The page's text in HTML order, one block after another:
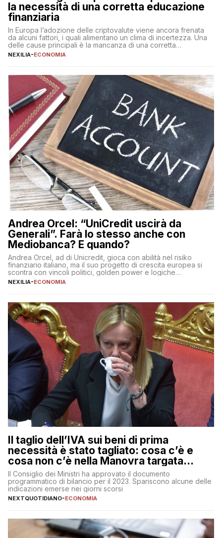
la necessità di una corretta educazione
finanziaria
In Europa l’adozione delle criptovalute viene ancora frenata
da alcuni fattori, i quali alimentano un clima di incertezza. Una
delle cause principali è la mancanza di una corretta
educazione finanziaria, che impedisce ad una larga parte della
sulle criptovalute: […]
NEXILIA-ECONOMIA
Andrea Orcel: “UniCredit uscirà da
Generali”. Farà lo stesso anche con
Mediobanca? E quando?
Andrea Orcel, ad di Unicredit, gioca con abilità nel risiko
finanziario italiano, ma il suo progetto di crescita europea si
scontra con vincoli politici, golden power e logiche
protezionistiche. Orcel e la mossa su Generali Andrea Orcel,
NEXILIA-ECONOMIA
Il taglio dell’IVA sui beni di prima
necessità è stato tagliato: cosa c’è e
cosa non c’è nella Manovra targata
Meloni
Il Consiglio dei Ministri ha approvato il documento
programmatico di bilancio per il 2023. Spariscono alcune delle
indicazioni emerse nei giorni scorsi
NEXTQUOTIDIANO-ECONOMIA